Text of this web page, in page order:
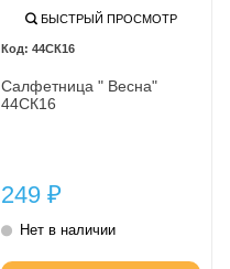
БЫСТРЫЙ ПРОСМОТР
44СК16
Салфетница " Весна"
44СК16
249 ₽
Нет в наличии